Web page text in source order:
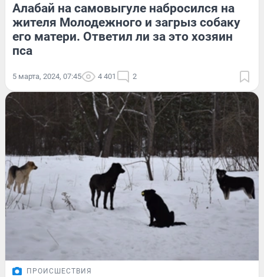
Алабай на самовыгуле набросился на
жителя Молодежного и загрыз собаку
его матери. Ответил ли за это хозяин
пса
5 марта, 2024, 07:45 4 401 2
ПРОИСШЕСТВИЯ